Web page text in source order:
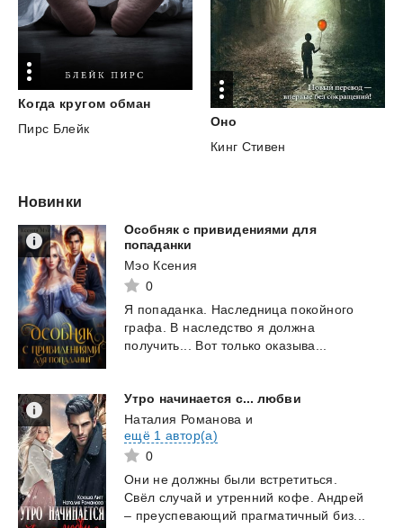
Когда кругом обман
Пирс Блейк
Оно
Кинг Стивен
Новинки
Особняк с привидениями для
попаданки
Мэо Ксения
0
Я попаданка. Наследница покойного
графа.
В наследство я должна
получить...
Вот только оказыва...
Утро начинается с... любви
Наталия Романова и
ещё 1 автор(а)
0
Они не должны были встретиться.
Свёл случай и утренний кофе. Андрей
– преуспевающий прагматичный биз...